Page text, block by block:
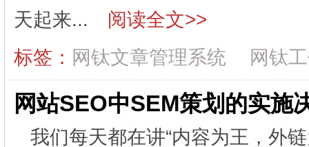
天起来...
阅读全文>>
标签： 网钛文章管理系统 网钛
网站SEO中SEM策划的实施
我们每天都在讲“内容为王，外